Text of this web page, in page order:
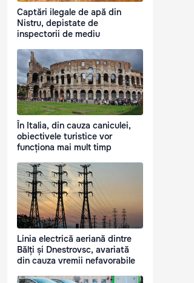
Captări ilegale de apă din
Nistru, depistate de
inspectorii de mediu
În Italia, din cauza caniculei,
obiectivele turistice vor
funcționa mai mult timp
Linia electrică aeriană dintre
Bălți și Dnestrovsc, avariată
din cauza vremii nefavorabile